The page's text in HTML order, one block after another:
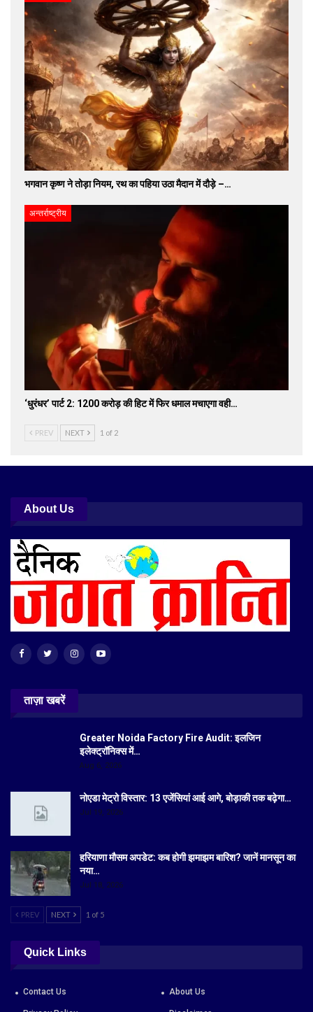
भगवान कृष्ण ने तोड़ा नियम, रथ का पहिया उठा मैदान में दौड़े –…
अन्तर्राष्ट्रीय
‘धुरंधर’ पार्ट 2: 1200 करोड़ की हिट में फिर धमाल मचाएगा वही…
PREV NEXT 1 of 2
About Us
ताज़ा खबरें
Greater Noida Factory Fire Audit: इलजिन
इलेक्ट्रॉनिक्स में…
Aug 6, 2026
नोएडा मेट्रो विस्तार: 13 एजेंसियां आई आगे, बोड़ाकी तक बढ़ेगा…
Jul 19, 2026
हरियाणा मौसम अपडेट: कब होगी झमाझम बारिश? जानें मानसून का
नया…
Jul 18, 2026
PREV NEXT 1 of 5
Quick Links
Contact Us About Us